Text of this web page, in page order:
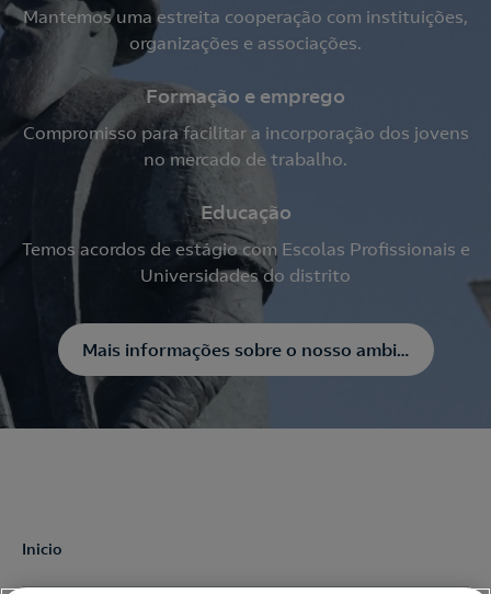
Mantemos uma estreita cooperação com instituições,
organizações e associações.
Formação e emprego
Compromisso para facilitar a incorporação dos jovens
no mercado de trabalho.
Educação
Temos acordos de estágio com Escolas Profissionais e
Universidades do distrito
Mais informações sobre o nosso ambiente
Inicio